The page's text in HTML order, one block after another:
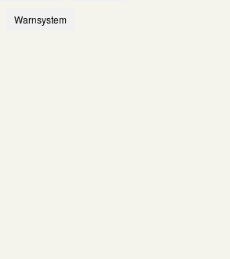
Warnsystem